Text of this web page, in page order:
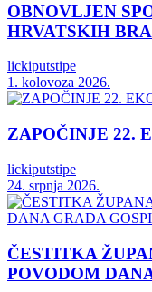
OBNOVLJEN
HRVATSKIH
lickiputstipe
1. kolovoza 2026.
ZAPOČINJE 22.
lickiputstipe
24. srpnja 2026.
ČESTITKA
POVODOM